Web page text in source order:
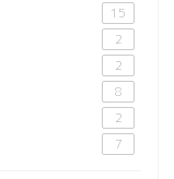
15
2
2
8
2
7